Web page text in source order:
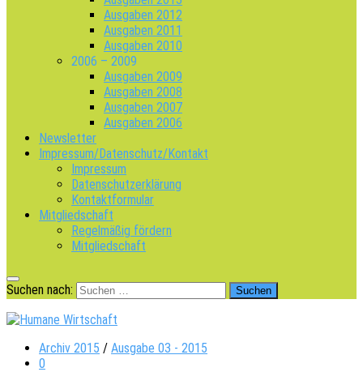
Ausgaben 2012
Ausgaben 2011
Ausgaben 2010
2006 – 2009
Ausgaben 2009
Ausgaben 2008
Ausgaben 2007
Ausgaben 2006
Newsletter
Impressum/Datenschutz/Kontakt
Impressum
Datenschutzerklärung
Kontaktformular
Mitgliedschaft
Regelmäßig fördern
Mitgliedschaft
Suchen nach:
Archiv 2015 / Ausgabe 03 - 2015
0